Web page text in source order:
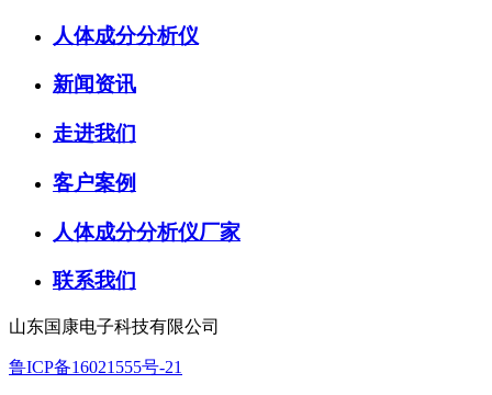
人体成分分析仪
新闻资讯
走进我们
客户案例
人体成分分析仪厂家
联系我们
山东国康电子科技有限公司
鲁ICP备16021555号-21